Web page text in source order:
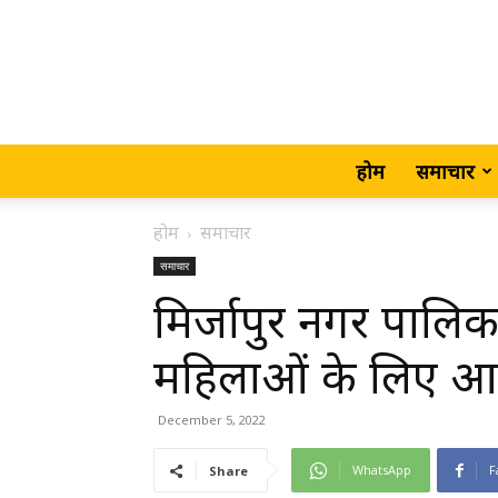
होम समाचार
होम समाचार
समाचार
मिर्जापुर नगर
महिलाओं के लिए
December 5, 2022
Share WhatsApp